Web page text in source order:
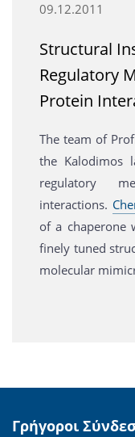
09.12.2011
Structural
Regulatory
Protein
The team of
the Kalodimos
regulatory
interactions.
of a chaperone
finely tuned
molecular
Γρήγοροι